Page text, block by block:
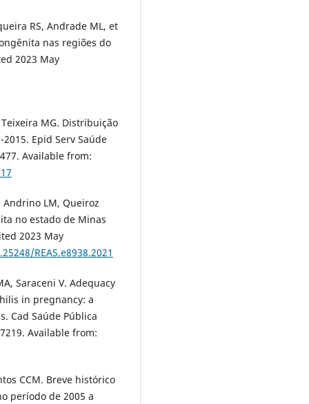
RS, Andrade ML, et
nas regiões do
2023 May
Teixeira MG. Distribuição
Epid Serv Saúde
Available from:
Andrino LM, Queiroz
no estado de Minas
2023 May
REAS.e8938.2021
Saraceni V. Adequacy
in pregnancy: a
Cad Saúde Pública
Available from:
CCM. Breve histórico
período de 2005 a